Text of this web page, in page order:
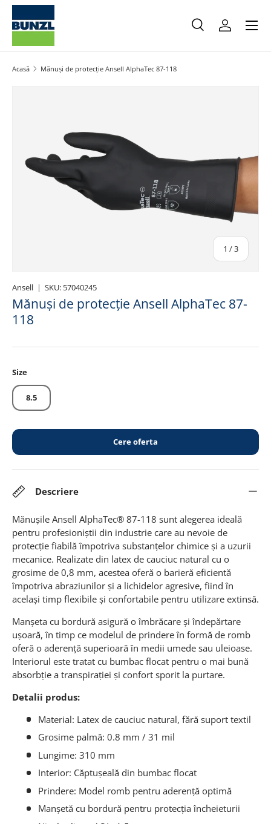
Salt la conținut
Caută
Caută
Meniu
Acasă Mănuși de protecție Ansell AlphaTec 87-118
1 /din
3
Ansell | SKU: 57040245
Mănuși de protecție Ansell AlphaTec 87-
118
Size
8.5
Cere oferta
Descriere
Mănușile Ansell AlphaTec® 87-118 sunt alegerea ideală
pentru profesioniștii din industrie care au nevoie de
protecție fiabilă împotriva substanțelor chimice și a uzurii
mecanice. Realizate din latex de cauciuc natural cu o
grosime de 0,8 mm, acestea oferă o barieră eficientă
împotriva abraziunilor și a lichidelor agresive, fiind în
același timp flexibile și confortabile pentru utilizare extinsă.
Manșeta cu bordură asigură o îmbrăcare și îndepărtare
ușoară, în timp ce modelul de prindere în formă de romb
oferă o aderență superioară în medii umede sau uleioase.
Interiorul este tratat cu bumbac flocat pentru o mai bună
absorbție a transpirației și confort sporit la purtare.
Detalii produs:
Material: Latex de cauciuc natural, fără suport textil
Grosime palmă: 0.8 mm / 31 mil
Lungime: 310 mm
Interior: Căptușeală din bumbac flocat
Prindere: Model romb pentru aderență optimă
Manșetă cu bordură pentru protecția încheieturii